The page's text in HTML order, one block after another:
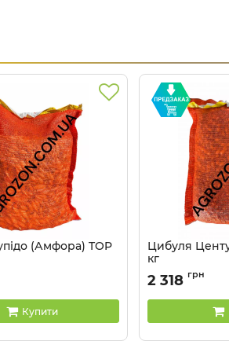
(Амфора) TOP
Купити
Цибуля
кг
Артикул: 29040313
2 318 грн